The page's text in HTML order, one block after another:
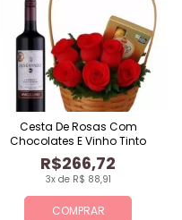
COMPRAR
3x de R$ 88,91
R$266,72
Cesta De Rosas Com
Chocolates E Vinho Tinto